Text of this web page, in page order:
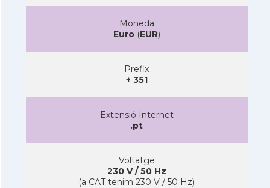
Moneda
Euro(EUR)
Prefix
+ 351
Extensió Internet
.pt
Voltatge
230 V / 50 Hz
(a CAT tenim 230 V / 50 Hz)